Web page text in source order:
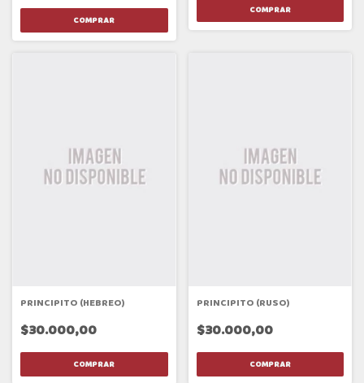
PRINCIPITO (HEBREO)
$30.000,00
PRINCIPITO (RUSO)
$30.000,00